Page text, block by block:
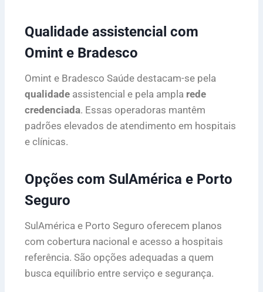
Qualidade assistencial com
Omint e Bradesco
Omint e Bradesco Saúde destacam-se pela
qualidade assistencial e pela ampla rede
credenciada. Essas operadoras mantêm
padrões elevados de atendimento em hospitais
e clínicas.
Opções com SulAmérica e Porto
Seguro
SulAmérica e Porto Seguro oferecem planos
com cobertura nacional e acesso a hospitais
referência. São opções adequadas a quem
busca equilíbrio entre serviço e segurança.